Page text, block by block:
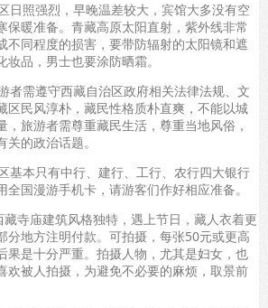
日照强烈，早晚温差较大，宾馆大多没有空
保暖准备。青藏高原太阳直射，紫外线非常
不同程度的损害，要带防辐射的太阳镜和遮
品，男士也要涂防晒霜。
者需遵守西藏自治区政府相关法律法规、文
区民风淳朴，藏民性格质朴直爽，不能以城
，旅游者需尊重藏民生活，尊重当地风俗，
的政治话题。
基本只有中行、建行、工行、农行四大银行
全国漫游手机卡，请游客们作好相应准备。
寺庙建筑风格独特，遇上节日，藏人衣着更
分地方注明付款。可拍摄，每张50元或更高
果是十分严重。拍摄人物，尤其是妇女，也
欢被人拍摄，为避免不必要的麻烦，取景前